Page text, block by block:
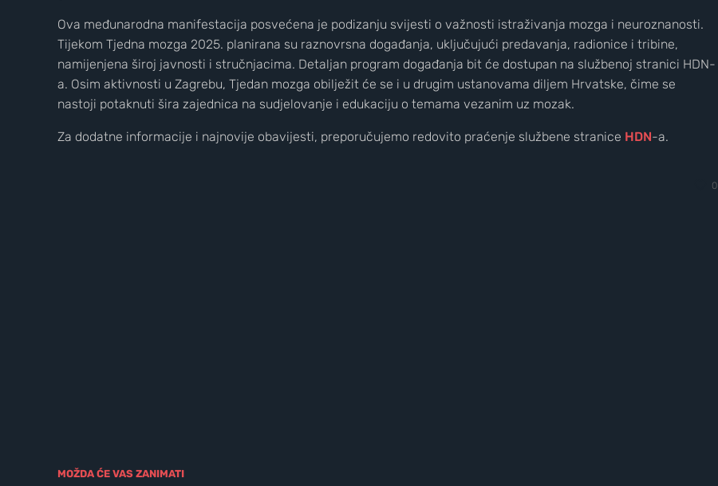
Ova međunarodna manifestacija posvećena je podizanju svijesti o važnosti istraživanja mozga i neuroznanosti.
Tijekom Tjedna mozga 2025. planirana su raznovrsna događanja, uključujući predavanja, radionice i tribine,
namijenjena široj javnosti i stručnjacima. Detaljan program događanja bit će dostupan na službenoj stranici HDN-
a. ​ Osim aktivnosti u Zagrebu, Tjedan mozga obilježit će se i u drugim ustanovama diljem Hrvatske, čime se
nastoji potaknuti šira zajednica na sudjelovanje i edukaciju o temama vezanim uz mozak. ​
Za dodatne informacije i najnovije obavijesti, preporučujemo redovito praćenje službene stranice HDN-a. ​
0
MOŽDA ĆE VAS ZANIMATI